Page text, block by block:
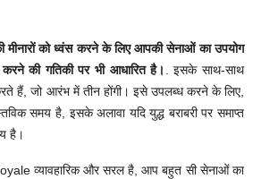
मीनारों को ध्वंस करने के लिए आपकी सेनाओं का उपयोग
की गतिकी पर भी आधारित है।
. इसके साथ-साथ
हैं, जो आरंभ में तीन होंगी। इसे उपलब्ध करने के लिए,
समय है, इसके अलावा यदि युद्ध बराबरी पर समाप्त
है।
व्यावहारिक और सरल है, आप बहुत सी सेनाओं का